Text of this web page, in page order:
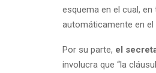
esquema en el cual,
automáticamente en el
Por su parte, el
involucra que “la